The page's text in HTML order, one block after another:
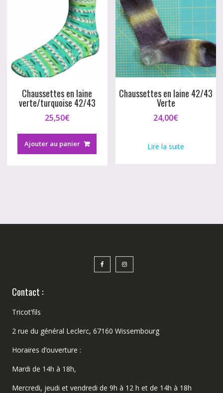
Chaussettes en laine
verte/turquoise 42/43
25,50€
Ajouter au panier
Chaussettes en laine 42/43
Verte
24,00€
Lire la suite
Contact :
Tricot’fils
2 rue du général Leclerc, 67160 Wissembourg
Horaires d’ouverture :
Mardi de 14h à 18h,
Mercredi, jeudi et vendredi de 9h à 12 h et de 14h à 18h